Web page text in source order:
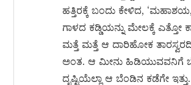
ಹತ್ತಿರಕ್ಕೆ ಬಂದು ಕೇಳಿದ,
ಗಾಳದ ಕಡ್ಡಿಯನ್ನು ಮೇಲಕ್ಕೆ
ಮತ್ತೆ ಮತ್ತೆ ಆ ದಾರಿಹೋಕ
ಅಂತ. ಆ ಮೀನು ಹಿಡಿಯುವವನಿಗೆ
ದೃಷ್ಟಿಯೆಲ್ಲಾ ಆ ಬೆಂಡಿನ ಕಡೆಗೇ